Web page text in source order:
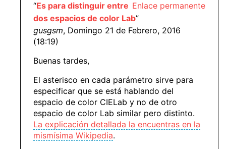
Enlace permanente
“Es para distinguir entre
dos espacios de color Lab”
gusgsm, Domingo 21 de Febrero, 2016
(18:19)
Buenas tardes,
El asterisco en cada parámetro sirve para
especificar que se está hablando del
espacio de color CIELab y no de otro
espacio de color Lab similar pero distinto.
La explicación detallada la encuentras en la
mismísima Wikipedia.